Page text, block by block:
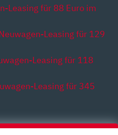
Leasing für 88 Euro im
Leasing für 129
Leasing für 118
Leasing für 345